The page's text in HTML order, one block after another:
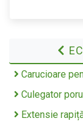
Carucioare
Culegator
Extensie